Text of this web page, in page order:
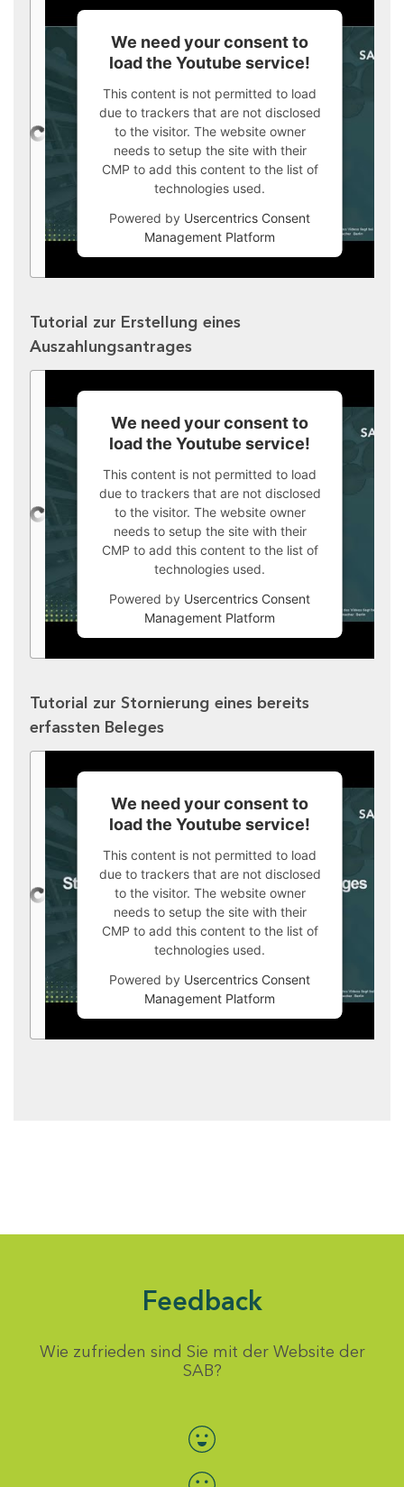
We need your consent to
load the Youtube service!
This content is not permitted to load
due to trackers that are not disclosed
to the visitor. The website owner
needs to setup the site with their
CMP to add this content to the list of
technologies used.
Powered by Usercentrics Consent
Management Platform
Tutorial zur Erstellung eines
Auszahlungsantrages
We need your consent to
load the Youtube service!
This content is not permitted to load
due to trackers that are not disclosed
to the visitor. The website owner
needs to setup the site with their
CMP to add this content to the list of
technologies used.
Powered by Usercentrics Consent
Management Platform
Tutorial zur Stornierung eines bereits
erfassten Beleges
We need your consent to
load the Youtube service!
This content is not permitted to load
due to trackers that are not disclosed
to the visitor. The website owner
needs to setup the site with their
CMP to add this content to the list of
technologies used.
Powered by Usercentrics Consent
Management Platform
Feedback
Wie zufrieden sind Sie mit der Website der
SAB?
Bewertung auswählen